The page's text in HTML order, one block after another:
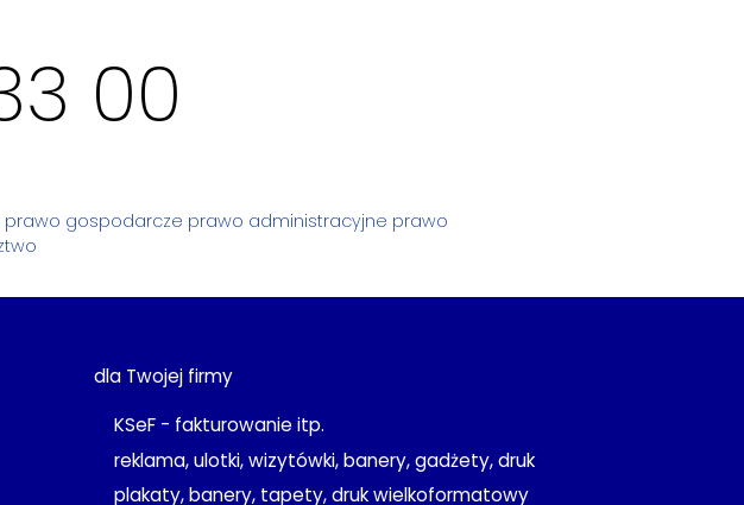
00
prawo gospodarcze prawo administracyjne prawo
dla Twojej firmy
KSeF - fakturowanie itp.
reklama, ulotki, wizytówki, banery, gadżety, druk
plakaty, banery, tapety, druk wielkoformatowy